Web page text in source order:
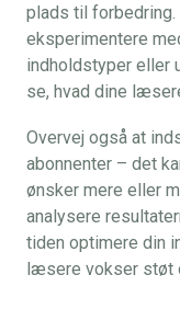
plads til
eksperimentere
indholdstyper eller
se, hvad dine
Overvej også at
abonnenter – det
ønsker mere eller
analysere
tiden optimere din
læsere vokser støt